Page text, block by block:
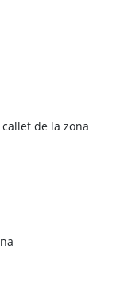
de la zona